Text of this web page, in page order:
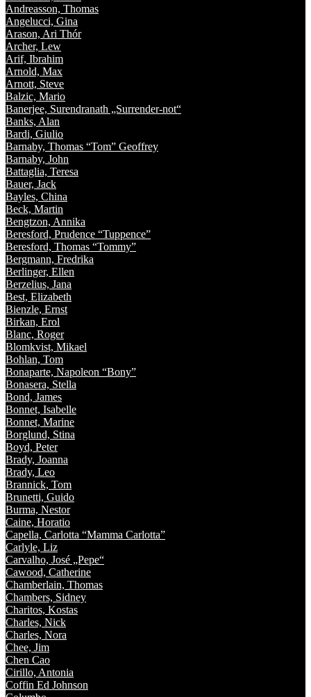
Andreasson, Thomas
Angelucci, Gina
Arason, Ari Thór
Archer, Lew
Arif, Ibrahim
Arnold, Max
Arnott, Steve
Balzic, Mario
Banerjee, Surendranath „Surrender-not“
Banks, Alan
Bardi, Giulio
Barnaby, Thomas “Tom” Geoffrey
Barnaby, John
Battaglia, Teresa
Bauer, Jack
Bayles, China
Beck, Martin
Bengtzon, Annika
Beresford, Prudence “Tuppence”
Beresford, Thomas “Tommy”
Bergmann, Fredrika
Berlinger, Ellen
Berzelius, Jana
Best, Elizabeth
Bienzle, Ernst
Birkan, Erol
Blanc, Roger
Blomkvist, Mikael
Bohlan, Tom
Bonaparte, Napoleon “Bony”
Bonasera, Stella
Bond, James
Bonnet, Isabelle
Bonnet, Marine
Borglund, Stina
Boyd, Peter
Brady, Joanna
Brady, Leo
Brannick, Tom
Brunetti, Guido
Burma, Nestor
Caine, Horatio
Capella, Carlotta “Mamma Carlotta”
Carlyle, Liz
Carvalho, José „Pepe“
Cawood, Catherine
Chamberlain, Thomas
Chambers, Sidney
Charitos, Kostas
Charles, Nick
Charles, Nora
Chee, Jim
Chen Cao
Cirillo, Antonia
Coffin Ed Johnson